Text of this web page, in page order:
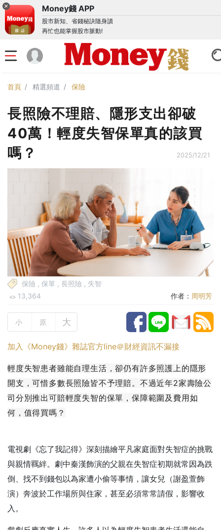
Money錢 APP
股市新知、省錢秘訣隨身讀
再忙也能掌握股市脈動!
首頁 精選頻道 保險
長照險不理賠、隱形支出卻破
40萬！輕度失智保單真的該買
嗎？
2025/12/21
保險 , 保單 , 長照險 , 失智
13,364
作者： 周明芳
小 原 大
加入《Money錢》雜誌官方line＠財經資訊不漏接
輕度失智患者雖能自理生活，卻仍有許多照護上的隱形
開支，可惜多數長照險皆不予理賠。不過近年2家壽險公
司分別推出可賠輕度失智的保單，保障範圍及費用如
何，值得買嗎？
電視劇《忘了我記得》深刻描繪平凡家庭面對失智症的挑戰
與親情羈絆。劇中秦漢飾演的父親在失智症初期就常因為跌
倒、找不到錢包以為家遭小偷等事情，讓女兒（謝盈萱飾
演）奔波於工作場所與住家，甚至必須常常請假，影響收
入。